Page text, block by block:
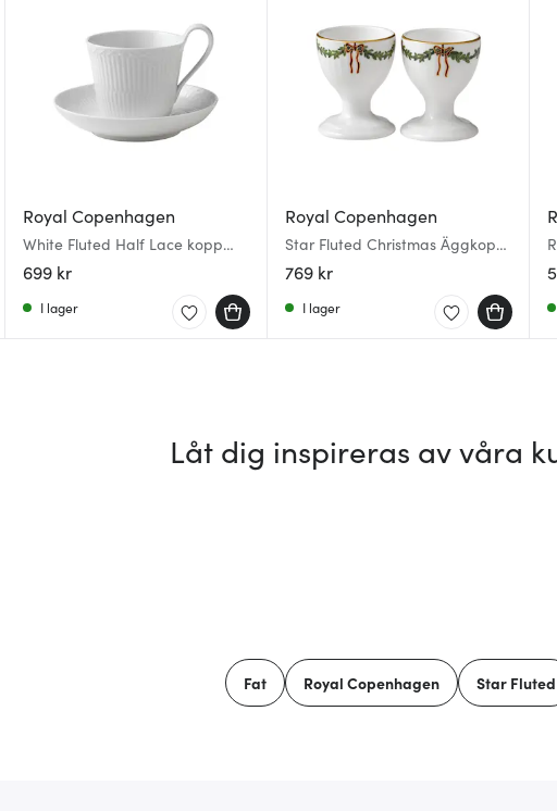
Royal Copenhagen
White Fluted Half Lace kopp
med högt handtag 24 cl + fat
699 kr
I lager
Royal Copenhagen
Star Fluted Christmas Äggkopp
2-pack
769 kr
I lager
Låt dig inspireras av våra
Fat Royal Copenhagen Star Fluted